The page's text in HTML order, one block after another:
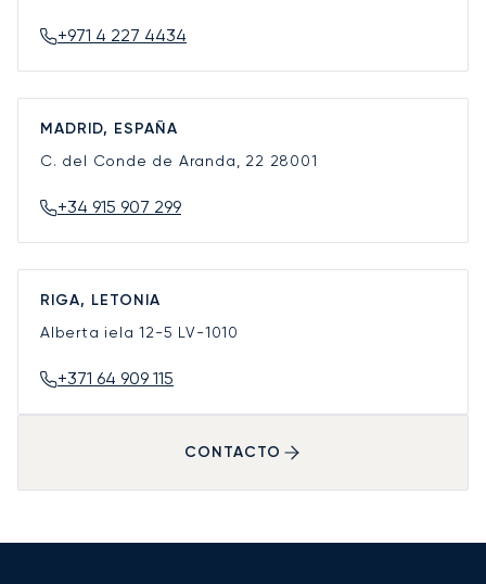
+971 4 227 4434
MADRID, ESPAÑA
C. del Conde de Aranda, 22 28001
+34 915 907 299
RIGA, LETONIA
Alberta iela 12-5 LV-1010
+371 64 909 115
CONTACTO